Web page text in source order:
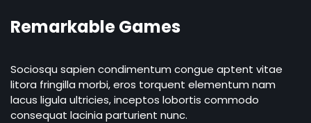
Remarkable Games
Sociosqu sapien condimentum congue aptent vitae
litora fringilla morbi, eros torquent elementum nam
lacus ligula ultricies, inceptos lobortis commodo
consequat lacinia parturient nunc.
kontekstu virtuelne realnosti igre
Jason Lewis